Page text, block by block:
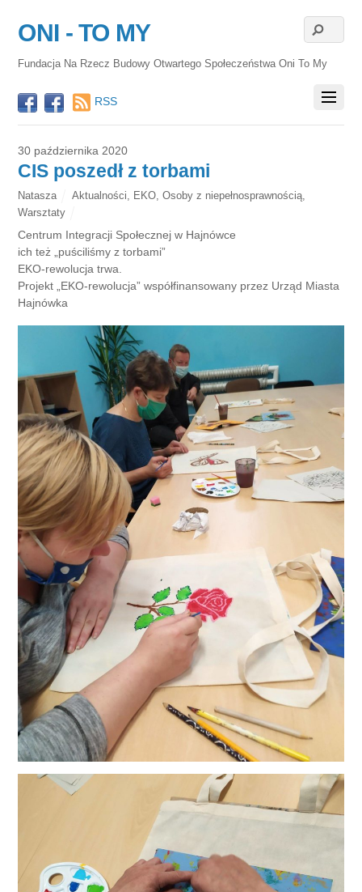
ONI - TO MY
Fundacja Na Rzecz Budowy Otwartego Społeczeństwa Oni To My
RSS
30 października 2020
CIS poszedł z torbami
Natasza Aktualności EKO Osoby z niepełnosprawnością
Warsztaty
Centrum Integracji Społecznej w Hajnówce
ich też „puściliśmy z torbami”
EKO-rewolucja trwa.
Projekt „EKO-rewolucja” współfinansowany przez Urząd Miasta
Hajnówka